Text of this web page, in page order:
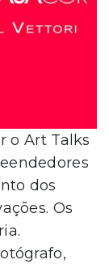
o Art Talks
dos
Os